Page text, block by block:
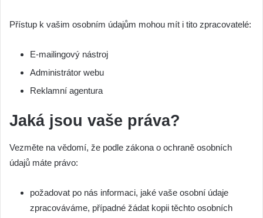
Přístup k vašim osobním údajům mohou mít i tito zpracovatelé:
E-mailingový nástroj
Administrátor webu
Reklamní agentura
Jaká jsou vaše práva?
Vezměte na vědomí, že podle zákona o ochraně osobních
údajů máte právo:
požadovat po nás informaci, jaké vaše osobní údaje
zpracováváme, případné žádat kopii těchto osobních